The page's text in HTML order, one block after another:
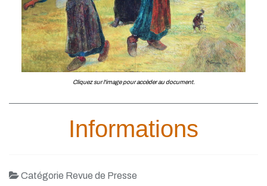
Cliquez sur l'image pour accèder au document.
Informations
Catégorie Revue de Presse